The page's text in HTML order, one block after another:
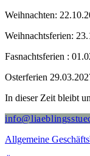
Weihnachten:
Weihnachtsferien:
Fasnachtsferien :
Osterferien
In dieser Zeit bleibt
Allgemeine